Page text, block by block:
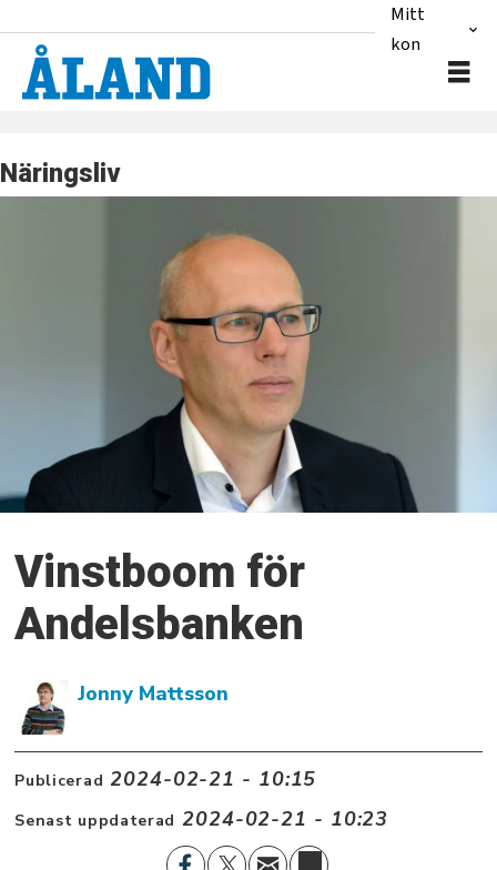
Mitt
konto
Näringsliv
Vinstboom för
Andelsbanken
Jonny Mattsson
Publicerad 2024-02-21 - 10:15
Senast uppdaterad 2024-02-21 - 10:23